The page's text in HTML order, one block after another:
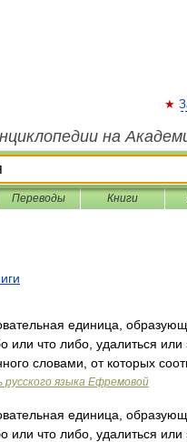
на
Переводы Книги
единица,
или что либо, удалиться или
словами, от которых
языка Ефремовой
единица,
или что либо, удалиться или